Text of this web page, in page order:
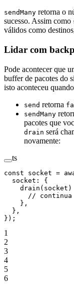
sendMany retorna o
sucesso. Assim como
válidos como
Lidar com
Pode acontecer que
buffer de pacotes do
isto aconteceu
send retorna
sendMany
pacotes que
drain será
novamente:
ts
const socket =
  socket: {
    drain
( socket )
//
    },
  },
});
1
2
3
4
5
6